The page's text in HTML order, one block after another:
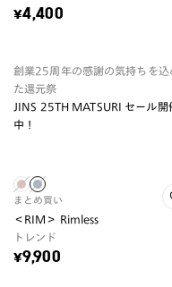
¥4,400
創業25周年の感謝の気持ちを込
た還元祭
JINS 25TH MATSURI セール開
中！
まとめ買い
＜RIM＞ Rimless
トレンド
¥9,900